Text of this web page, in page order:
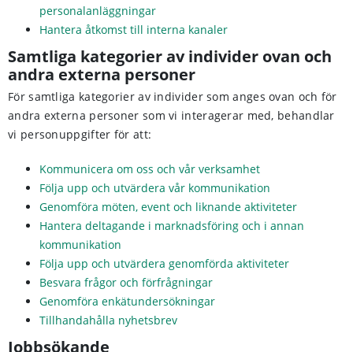
personalanläggningar
Hantera åtkomst till interna kanaler
Samtliga kategorier av individer ovan och
andra externa personer
För samtliga kategorier av individer som anges ovan och för
andra externa personer som vi interagerar med, behandlar
vi personuppgifter för att:
Kommunicera om oss och vår verksamhet
Följa upp och utvärdera vår kommunikation
Genomföra möten, event och liknande aktiviteter
Hantera deltagande i marknadsföring och i annan
kommunikation
Följa upp och utvärdera genomförda aktiviteter
Besvara frågor och förfrågningar
Genomföra enkätundersökningar
Tillhandahålla nyhetsbrev
Jobbsökande